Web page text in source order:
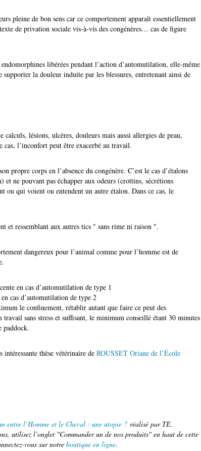
pleine de bon sens car ce comportement apparaît essentiellement
de privation sociale vis-à-vis des congénères… cas de figure
libérées pendant l’action d’automutilation, elle-même
supporter la douleur induite par les blessures, entretenant ainsi de
lésions, ulcères, douleurs mais aussi allergies de peau,
l’inconfort peut être exacerbé au travail.
propre corps en l’absence du congénère. C’est le cas d’étalons
et ne pouvant pas échapper aux odeurs (crottins, sécrétions
ou qui voient ou entendent un autre étalon. Dans ce cas, le
et ressemblant aux autres tics " sans rime ni raison ".
dangereux pour l’animal comme pour l’homme est de
en cas d’automutilation de type 1
cas d’automutilation de type 2
le confinement, rétablir autant que faire ce peut des
travail sans stress et suffisant, le minimum conseillé étant 30 minutes
paddock.
thèse vétérinaire de ROUSSET Oriane de l’École
entre l’Homme et le Cheval : une utopie ?réalisé par TE.
utilisez l’onglet "Commander un de nos produits" en haut de cette
vous sur notre boutique en ligne.